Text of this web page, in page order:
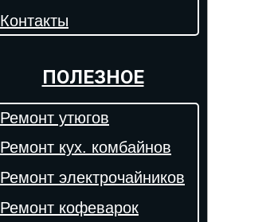
Контакты
ПОЛЕЗНОЕ
Ремонт утюгов
Ремонт кух. комбайнов
Ремонт электрочайников
Ремонт кофеварок